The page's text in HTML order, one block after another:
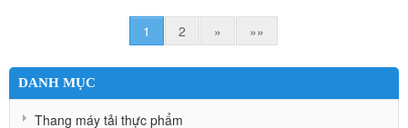
1 2 » »»
DANH MỤC
Thang máy tải thực phẩm